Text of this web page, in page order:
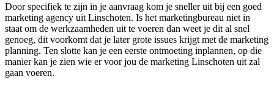
Door specifiek te zijn in je aanvraag kom je sneller uit bij een goed
marketing agency uit Linschoten. Is het marketingbureau niet in
staat om de werkzaamheden uit te voeren dan weet je dit al snel
genoeg, dit voorkomt dat je later grote issues krijgt met de marketing
planning. Ten slotte kan je een eerste ontmoeting inplannen, op die
manier kan je zien wie er voor jou de marketing Linschoten uit zal
gaan voeren.